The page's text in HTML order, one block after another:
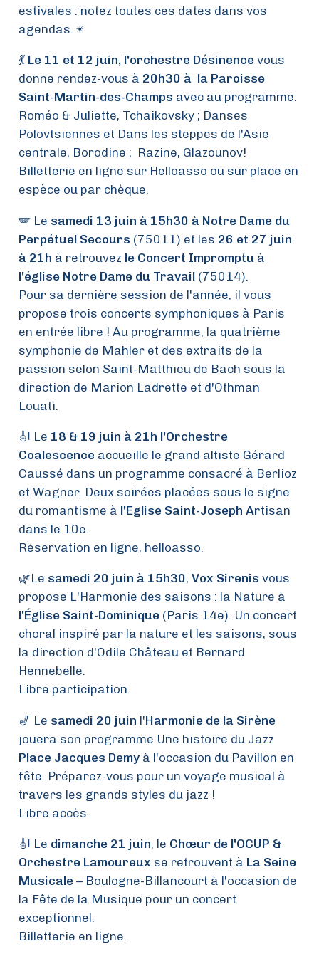
estivales : notez toutes ces dates dans vos
agendas. ☀️
💃 Le 11 et 12 juin, l'orchestre Désinence vous
donne rendez-vous à 20h30 à la Paroisse
Saint-Martin-des-Champs avec au programme:
Roméo & Juliette, Tchaikovsky ; Danses
Polovtsiennes et Dans les steppes de l'Asie
centrale, Borodine ; Razine, Glazounov!
Billetterie en ligne sur Helloasso ou sur place en
espèce ou par chèque.
🪽 Le samedi 13 juin à 15h30 à Notre Dame du
Perpétuel Secours (75011) et les 26 et 27 juin
à 21h à retrouvez le Concert Impromptu à
l'église Notre Dame du Travail (75014).
Pour sa dernière session de l'année, il vous
propose trois concerts symphoniques à Paris
en entrée libre ! Au programme, la quatrième
symphonie de Mahler et des extraits de la
passion selon Saint-Matthieu de Bach sous la
direction de Marion Ladrette et d'Othman
Louati.
🎻 Le 18 & 19 juin à 21h l'Orchestre
Coalescence accueille le grand altiste Gérard
Caussé dans un programme consacré à Berlioz
et Wagner. Deux soirées placées sous le signe
du romantisme à l'Eglise Saint-Joseph Artisan
dans le 10e.
Réservation en ligne, helloasso.
🌿Le samedi 20 juin à 15h30,Vox Sirenis vous
propose L'Harmonie des saisons : la Nature à
l'Église Saint-Dominique (Paris 14e). Un concert
choral inspiré par la nature et les saisons, sous
la direction d'Odile Château et Bernard
Hennebelle.
Libre participation.
🎷 Le samedi 20 juin l'Harmonie de la Sirène
jouera son programme Une histoire du Jazz
Place Jacques Demy à l'occasion du Pavillon en
fête. Préparez-vous pour un voyage musical à
travers les grands styles du jazz !
Libre accès.
🎻 Le dimanche 21 juin, le Chœur de l'OCUP &
Orchestre Lamoureux se retrouvent à La Seine
Musicale – Boulogne-Billancourt à l'occasion de
la Fête de la Musique pour un concert
exceptionnel.
Billetterie en ligne.